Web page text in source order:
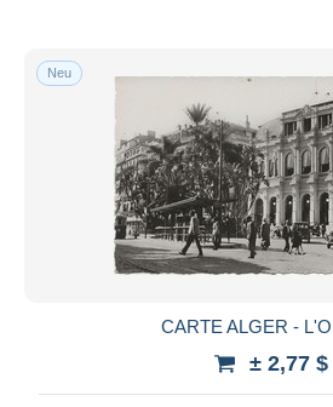
Neu
CARTE ALGER -
± 2,77 $